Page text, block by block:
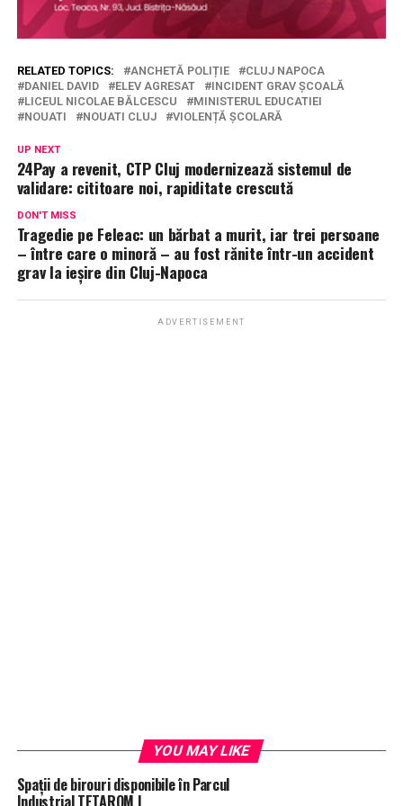
RELATED TOPICS: ANCHETĂ POLIȚIE
CLUJ NAPOCA
DANIEL DAVID
ELEV AGRESAT
INCIDENT GRAV ȘCOALĂ
LICEUL NICOLAE BĂLCESCU
MINISTERUL EDUCATIEI
NOUATI
NOUATI CLUJ VIOLENȚĂ ȘCOLARĂ
UP NEXT
24Pay a revenit, CTP Cluj modernizează sistemul de
validare: cititoare noi, rapiditate crescută
DON'T MISS
Tragedie pe Feleac: un bărbat a murit, iar trei persoane
– între care o minoră – au fost rănite într-un accident
grav la ieșire din Cluj-Napoca
ADVERTISEMENT
YOU MAY LIKE
Spații de birouri disponibile în Parcul
Industrial TETAROM I